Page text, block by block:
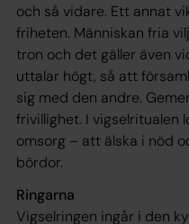
och så vidare. Ett annat
friheten. Människan fria
tron och det gäller även
uttalar högt, så att
sig med den andre.
frivillighet. I vigselritualen
omsorg – att älska i nöd
bördor.
Ringarna
Vigselringen ingår i den